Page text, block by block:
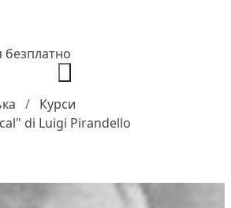
безплатно
Курси
di Luigi Pirandello